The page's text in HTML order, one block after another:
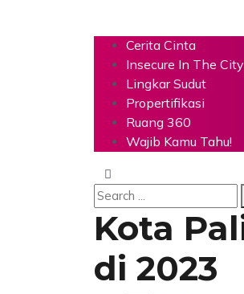
Cerita Cinta
Insecure In The City
Lingkar Sudut
Propertifikasi
Ruang 360
Wajib Kamu Tahu!
Kota
di 2023